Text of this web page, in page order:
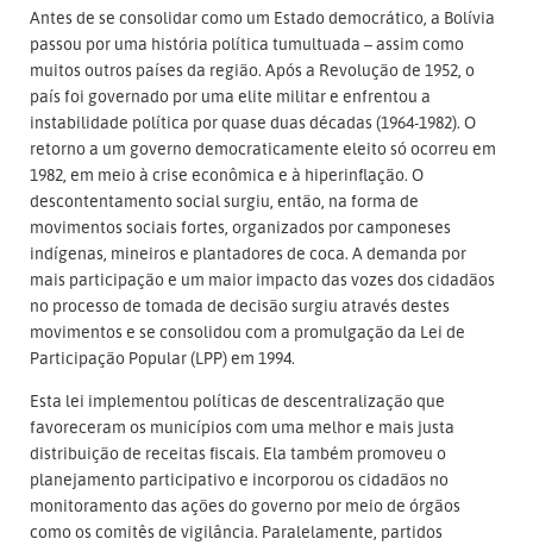
Antes de se consolidar como um Estado democrático, a Bolívia
passou por uma história política tumultuada – assim como
muitos outros países da região. Após a Revolução de 1952, o
país foi governado por uma elite militar e enfrentou a
instabilidade política por quase duas décadas (1964-1982). O
retorno a um governo democraticamente eleito só ocorreu em
1982, em meio à crise econômica e à hiperinflação. O
descontentamento social surgiu, então, na forma de
movimentos sociais fortes, organizados por camponeses
indígenas, mineiros e plantadores de coca. A demanda por
mais participação e um maior impacto das vozes dos cidadãos
no processo de tomada de decisão surgiu através destes
movimentos e se consolidou com a promulgação da Lei de
Participação Popular (LPP) em 1994.
Esta lei implementou políticas de descentralização que
favoreceram os municípios com uma melhor e mais justa
distribuição de receitas fiscais. Ela também promoveu o
planejamento participativo e incorporou os cidadãos no
monitoramento das ações do governo por meio de órgãos
como os comitês de vigilância. Paralelamente, partidos